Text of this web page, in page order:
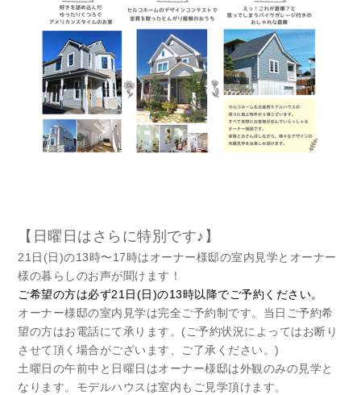
【日曜日はさらに特別です♪】
21日(日)の13時〜17時はオーナー様邸の室内見学とオーナー
様の暮らしのお声が聞けます！
ご希望の方は必ず21日(日)の13時以降でご予約ください。
オーナー様邸の室内見学は完全ご予約制です。当日ご予約希
望の方はお電話にて承ります。(ご予約状況によってはお断り
させて頂く場合がございます、ご了承ください。)
土曜日の午前中と日曜日はオーナー様邸は外観のみの見学と
なります。モデルハウスは室内もご見学頂けます。